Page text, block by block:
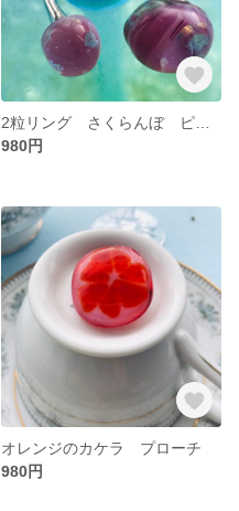
980円
オレンジのカケラ プローチ
980円